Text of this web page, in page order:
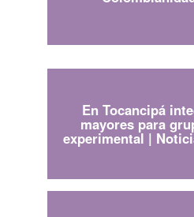
En Tocancipá
mayores para
experimental |